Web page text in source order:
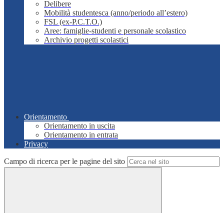
Delibere
Mobilità studentesca (anno/periodo all’estero)
FSL (ex-P.C.T.O.)
Aree: famiglie-studenti e personale scolastico
Archivio progetti scolastici
Orientamento
Orientamento in uscita
Orientamento in entrata
Privacy
Campo di ricerca per le pagine del sito